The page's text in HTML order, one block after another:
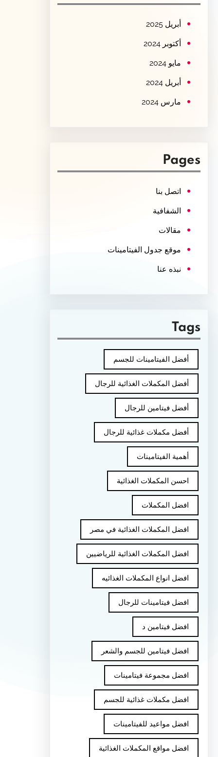
أبريل 2025
أكتوبر 2024
مايو 2024
أبريل 2024
مارس 2024
Pages
اتصل بنا
الشفافية
مقالات
موقع جدول الفيتامينات
نبذه عنا
Tags
أفضل الفيتامينات للجسم
أفضل المكملات الغذائية للرجال
أفضل فيتامين للرجال
أفضل مكملات غذائية للرجال
أهمية الفيتامينات
احسن المكملات الغذائية
افضل المكملات
افضل المكملات الغذائية في مصر
افضل المكملات الغذائية للرياضيين
افضل انواع المكملات الغذائيه
افضل فيتامينات للرجال
افضل فيتامين د
افضل فيتامين للجسم والشعر
افضل مجموعة فيتامينات
افضل مكملات غذائية للجسم
افضل مواعيد للفيتامينات
افضل مواقع المكملات الغذائية